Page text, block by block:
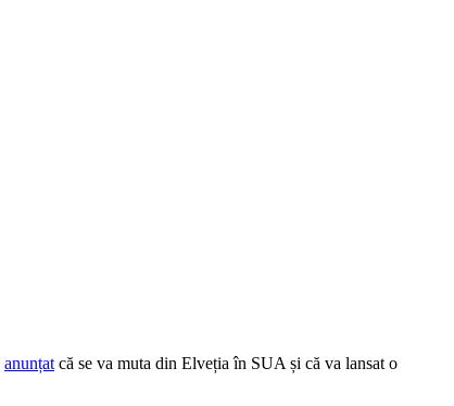
anunțat că se va muta din Elveția în SUA și că va lansat o